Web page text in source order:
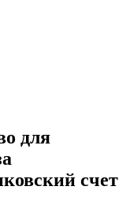
для
счет